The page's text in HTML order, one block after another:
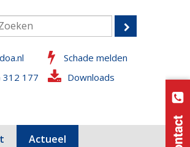
312 177
Schade melden
Downloads
Actueel